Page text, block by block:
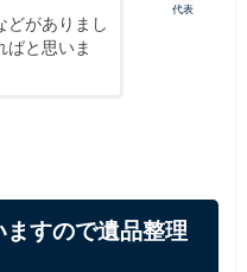
代表
どがありまし
ばと思いま
すので遺品整理